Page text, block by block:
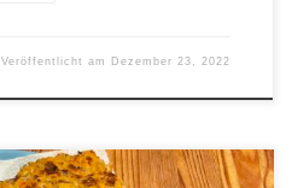
Veröffentlicht am Dezember 23, 2022